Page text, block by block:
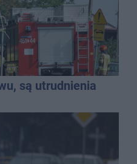
są utrudnienia